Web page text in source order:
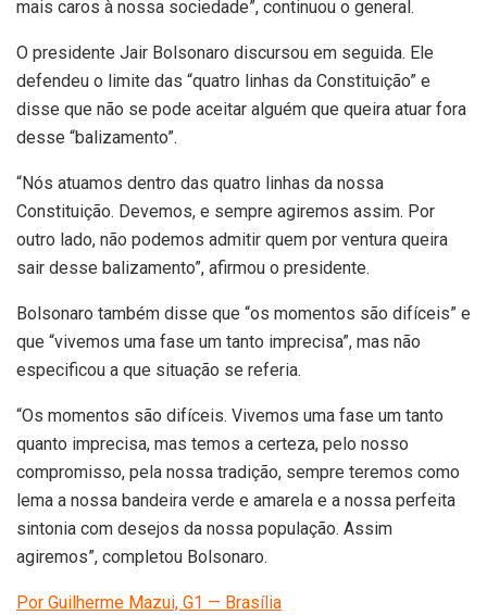
mais caros à nossa sociedade”, continuou o general.
O presidente Jair Bolsonaro discursou em seguida. Ele
defendeu o limite das “quatro linhas da Constituição” e
disse que não se pode aceitar alguém que queira atuar fora
desse “balizamento”.
“Nós atuamos dentro das quatro linhas da nossa
Constituição. Devemos, e sempre agiremos assim. Por
outro lado, não podemos admitir quem por ventura queira
sair desse balizamento”, afirmou o presidente.
Bolsonaro também disse que “os momentos são difíceis” e
que “vivemos uma fase um tanto imprecisa”, mas não
especificou a que situação se referia.
“Os momentos são difíceis. Vivemos uma fase um tanto
quanto imprecisa, mas temos a certeza, pelo nosso
compromisso, pela nossa tradição, sempre teremos como
lema a nossa bandeira verde e amarela e a nossa perfeita
sintonia com desejos da nossa população. Assim
agiremos”, completou Bolsonaro.
Por Guilherme Mazui, G1 — Brasília